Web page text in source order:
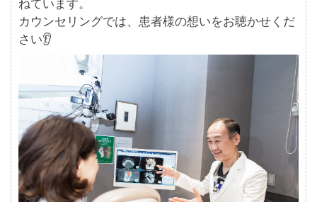
ねています。
カウンセリングでは、患者様の想いをお聴かせくだ
さい👂